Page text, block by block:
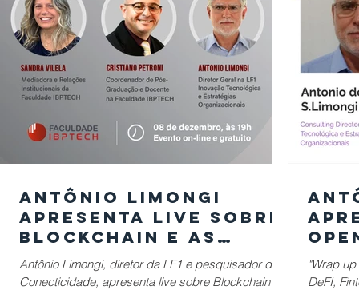
Antônio Limongi
apresenta live sobre
Blockchain e as
novas tecnologias
Antônio Limongi, diretor da LF1 e pesquisador do
Conecticidade, apresenta live sobre Blockchain e
"Wrap
DeFI,